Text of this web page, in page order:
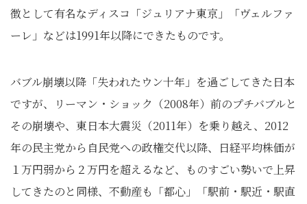
徴として有名なディスコ「ジュリアナ東京」「ヴェルファ
ーレ」などは1991年以降にできたものです。
バブル崩壊以降「失われたウン十年」を過ごしてきた日本
ですが、リーマン・ショック（2008年）前のプチバブルと
その崩壊や、東日本大震災（2011年）を乗り越え、2012
年の民主党から自民党への政権交代以降、日経平均株価が
１万円弱から２万円を超えるなど、ものすごい勢いで上昇
してきたのと同様、不動産も「都心」「駅前・駅近・駅直